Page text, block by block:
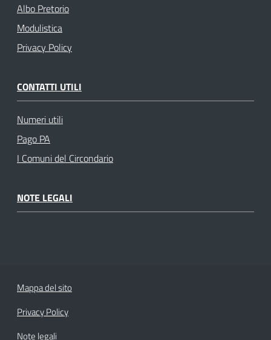
Albo Pretorio
Modulistica
Privacy Policy
CONTATTI UTILI
Numeri utili
Pago PA
I Comuni del Circondario
NOTE LEGALI
Mappa del sito
Privacy Policy
Note legali